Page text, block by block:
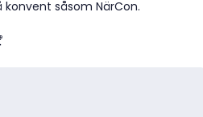
såsom NärCon.